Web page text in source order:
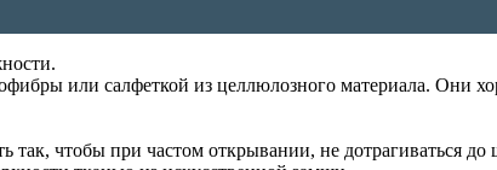
или салфеткой из целлюлозного материала. Они
чтобы при частом открывании, не дотрагиваться до